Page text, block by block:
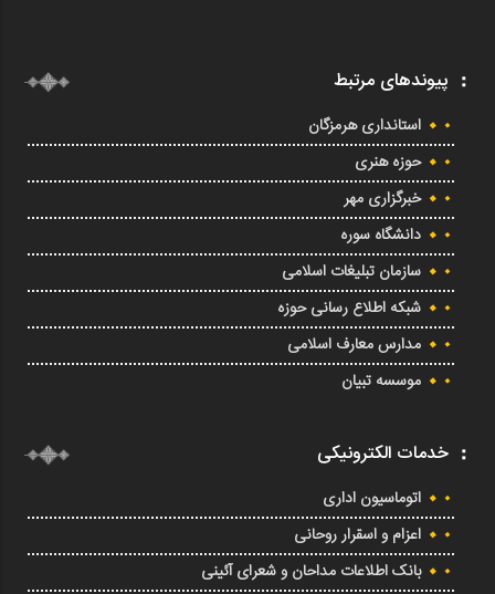
پیوندهای مرتبط
استانداری هرمزگان
حوزه هنری
خبرگزاری مهر
دانشگاه سوره
سازمان تبلیغات اسلامی
شبکه اطلاع رسانی حوزه
مدارس معارف اسلامی
موسسه تبیان
خدمات الکترونیکی
اتوماسیون اداری
اعزام و اسقرار روحانی
بانک اطلاعات مداحان و شعرای آئینی